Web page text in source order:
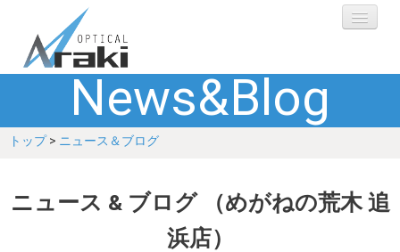
選ばれる理由
ブランド
News&Blog
トップ> ニュース＆ブログ
ニュース & ブログ （めがねの荒木 追
浜店）